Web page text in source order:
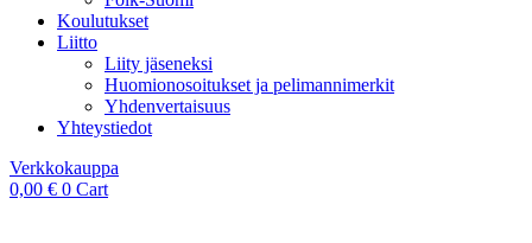
Koulutukset
Liitto
Liity jäseneksi
Huomionosoitukset ja pelimannimerkit
Yhdenvertaisuus
Yhteystiedot
Verkkokauppa
0,00 € 0 Cart